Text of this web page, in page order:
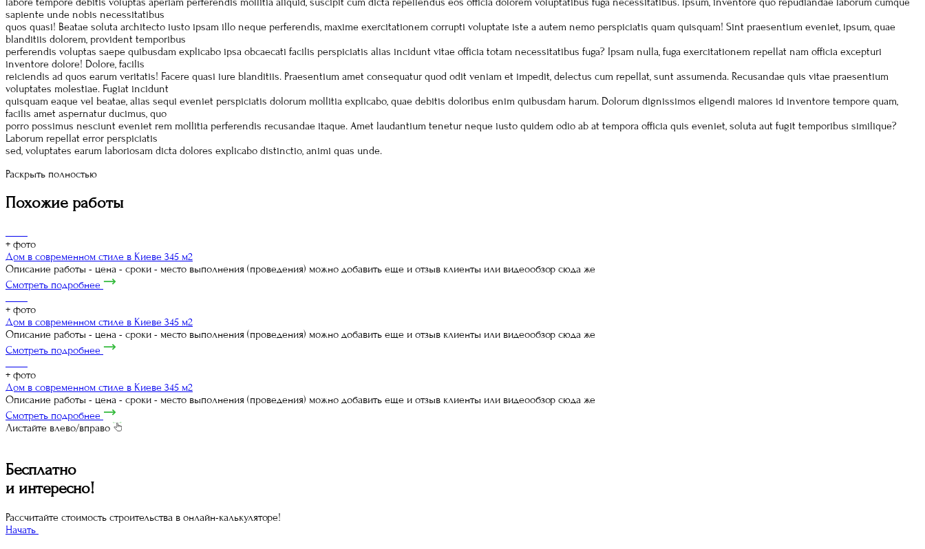
sapiente unde nobis necessitatibus
quos quasi! Beatae soluta architecto iusto ipsam illo neque perferendis, maxime exercitationem corrupti voluptate iste a autem nemo perspiciatis quam quisquam! Sint praesentium eveniet, ipsum, quae
blanditiis dolorem, provident temporibus
perferendis voluptas saepe quibusdam explicabo ipsa obcaecati facilis perspiciatis alias incidunt vitae officia totam necessitatibus fuga? Ipsam nulla, fuga exercitationem repellat nam officia excepturi
inventore dolore! Dolore, facilis
reiciendis ad quos earum veritatis! Facere quasi iure blanditiis. Praesentium amet consequatur quod odit veniam et impedit, delectus cum repellat, sunt assumenda. Recusandae quis vitae praesentium
voluptates molestiae. Fugiat incidunt
quisquam eaque vel beatae, alias sequi eveniet perspiciatis dolorum mollitia explicabo, quae debitis doloribus enim quibusdam harum. Dolorum dignissimos eligendi maiores id inventore tempore quam,
facilis amet aspernatur ducimus, quo
porro possimus nesciunt eveniet rem mollitia perferendis recusandae itaque. Amet laudantium tenetur neque iusto quidem odio ab at tempora officia quis eveniet, soluta aut fugit temporibus similique?
Laborum repellat error perspiciatis
sed, voluptates earum laboriosam dicta dolores explicabo distinctio, animi quas unde.
Раскрыть полностью
Похожие работы
+ фото
Дом в современном стиле в Киеве 345 м2
Описание работы - цена - сроки - место выполнения (проведения) можно добавить еще и отзыв клиенты или видеообзор сюда же
Смотреть подробнее
+ фото
Дом в современном стиле в Киеве 345 м2
Описание работы - цена - сроки - место выполнения (проведения) можно добавить еще и отзыв клиенты или видеообзор сюда же
Смотреть подробнее
+ фото
Дом в современном стиле в Киеве 345 м2
Описание работы - цена - сроки - место выполнения (проведения) можно добавить еще и отзыв клиенты или видеообзор сюда же
Смотреть подробнее
Листайте влево/вправо
Бесплатно
и интересно!
Рассчитайте стоимость строительства в онлайн-калькуляторе!
Начать